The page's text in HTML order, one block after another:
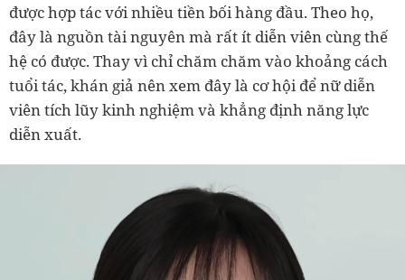
được hợp tác với nhiều tiền bối hàng đầu. Theo họ,
đây là nguồn tài nguyên mà rất ít diễn viên cùng thế
hệ có được. Thay vì chỉ chăm chăm vào khoảng cách
tuổi tác, khán giả nên xem đây là cơ hội để nữ diễn
viên tích lũy kinh nghiệm và khẳng định năng lực
diễn xuất.